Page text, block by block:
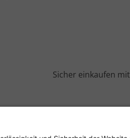
Sicher einkaufen mit